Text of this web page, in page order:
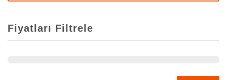
Fiyatları Filtrele